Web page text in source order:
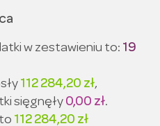
w zestawieniu to: 19
112 284,20 zł,
sięgnęły 0,00 zł.
112 284,20 zł